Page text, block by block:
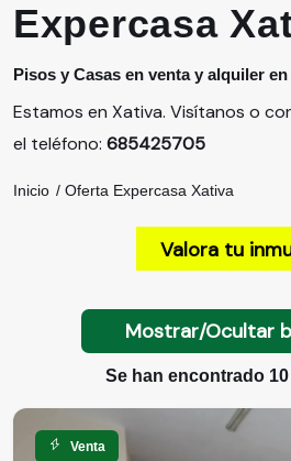
Expercasa
Pisos y Casas en venta y alquiler
Estamos en Xativa. Visítanos o
el teléfono: 685425705
Inicio Oferta Expercasa Xativa
Valora tu
Mostrar/Ocultar
Se han encontrado
Venta